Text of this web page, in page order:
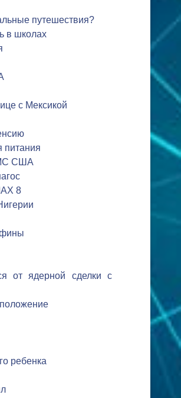
путешествия?
в школах
с Мексикой
питания
США
8
от ядерной сделки с
ребенка